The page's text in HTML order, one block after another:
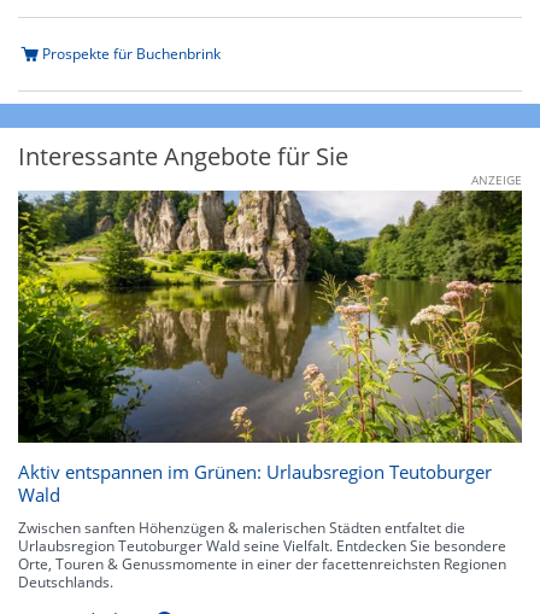
Prospekte für Buchenbrink
Interessante Angebote für Sie
ANZEIGE
Aktiv entspannen im Grünen: Urlaubsregion Teutoburger
Wald
Zwischen sanften Höhenzügen & malerischen Städten entfaltet die
Urlaubsregion Teutoburger Wald seine Vielfalt. Entdecken Sie besondere
Orte, Touren & Genussmomente in einer der facettenreichsten Regionen
Deutschlands.